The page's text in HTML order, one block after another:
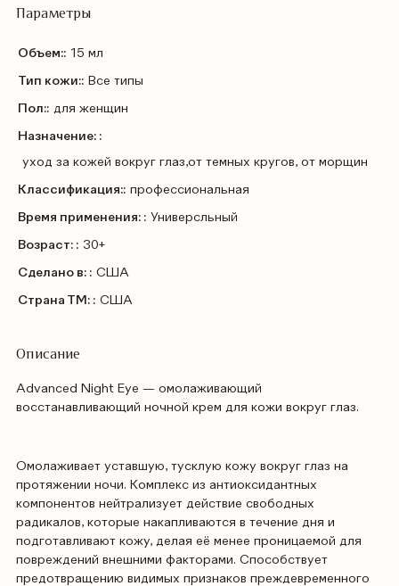
Параметры
Объем:: 15 мл
Тип кожи:: Все типы
Пол:: для женщин
Назначение: :
уход за кожей вокруг глаз,от темных кругов, от морщин
Классификация:: профессиональная
Время применения: : Универсльный
Возраст: : 30+
Сделано в: : США
Страна ТМ: : США
Описание
Advanced Night Eye — омолаживающий
восстанавливающий ночной крем для кожи вокруг глаз.
Омолаживает уставшую, тусклую кожу вокруг глаз на
протяжении ночи. Комплекс из антиоксидантных
компонентов нейтрализует действие свободных
радикалов, которые накапливаются в течение дня и
подготавливают кожу, делая её менее проницаемой для
повреждений внешними факторами. Способствует
предотвращению видимых признаков преждевременного